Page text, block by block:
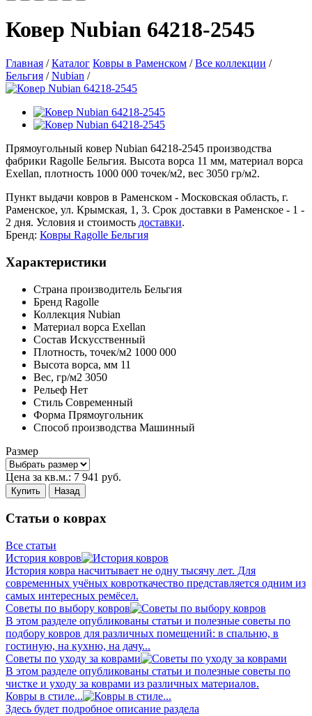
Ковер Nubian 64218-2545
Главная / Каталог Ковры в Раменском / Все коллекции /
Бельгия / Nubian /
Прямоугольный ковер Nubian 64218-2545 производства
фабрики Ragolle Бельгия. Высота ворса 11 мм, материал ворса
Exellan, плотность 1000 000 точек/м2, вес 3050 гр/м2.
Пункт выдачи ковров в Раменском - Московская область, г.
Раменское, ул. Крымская, 1, 3. Срок доставки в Раменское - 1 -
2 дня. Условия и стоимость доставки.
Бренд: Ковры Ragolle Бельгия
Характеристики
Страна производитель Бельгия
Бренд Ragolle
Коллекция Nubian
Материал ворса Exellan
Состав Искусственный
Плотность, точек/м2 1000 000
Высота ворса, мм 11
Вес, гр/м2 3050
Рельеф Нет
Стиль Современный
Форма Прямоугольник
Способ производства Машинный
Размер
Цена за кв.м.: 7 941 руб.
Купить Назад
Статьи о коврах
Все статьи
История ковров
История ковра насчитывает не одну тысячу лет. Для
современных учёных ковроткачество представляется одним из
самых интересных ремёсел.
Советы по выбору ковров
В этом разделе опубликованы статьи и полезные советы по
подбору ковров для различных помещений: в спальню, в
гостиную, на кухню, на дачу...
Советы по уходу за коврами
В этом разделе опубликованы статьи и полезные советы по
чистке и уходу за коврами из различных материалов.
Ковры в стиле...
Здесь будет подробное описание раздела